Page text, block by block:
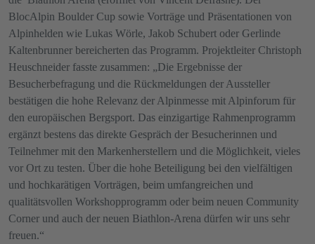
BlocAlpin Boulder Cup sowie Vorträge und Präsentationen von
Alpinhelden wie Lukas Wörle, Jakob Schubert oder Gerlinde
Kaltenbrunner bereicherten das Programm. Projektleiter Christoph
Heuschneider fasste zusammen: „Die Ergebnisse der
Besucherbefragung und die Rückmeldungen der Aussteller
bestätigen die hohe Relevanz der Alpinmesse mit Alpinforum für
den europäischen Bergsport. Das einzigartige Rahmenprogramm
ergänzt bestens das direkte Gespräch der Besucherinnen und
Teilnehmer mit den Markenherstellern und die Möglichkeit, vieles
vor Ort zu testen. Über die hohe Beteiligung bei den vielfältigen
und hochkarätigen Vorträgen, beim umfangreichen und
qualitätsvollen Workshopprogramm oder beim neuen Community
Corner und auch der neuen Biathlon-Arena dürfen wir uns sehr
freuen.“